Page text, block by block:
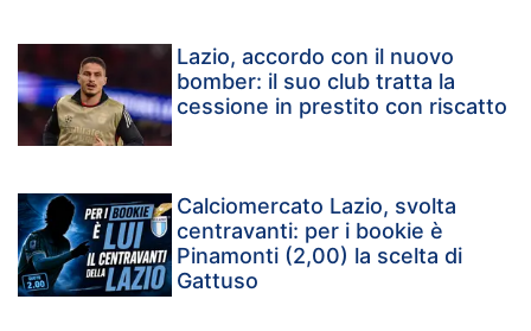
Lazio, accordo con il nuovo
bomber: il suo club tratta la
cessione in prestito con riscatto
Calciomercato Lazio, svolta
centravanti: per i bookie è
Pinamonti (2,00) la scelta di
Gattuso